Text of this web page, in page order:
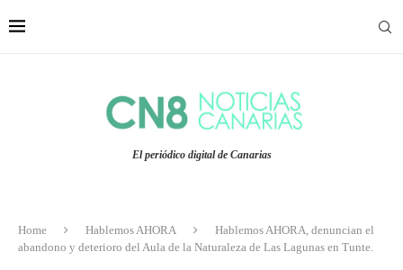
El periódico digital de Canarias
Home Hablemos AHORA
Hablemos AHORA, denuncian el
abandono y deterioro del Aula de la Naturaleza de Las Lagunas en Tunte.